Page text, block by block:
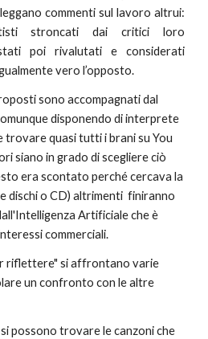
commenti sul lavoro altrui:
stroncati dai critici loro
poi rivalutati e considerati
vero l’opposto.
sono accompagnati dal
disponendo di interprete
quasi tutti i brani su You
siano in grado di scegliere ciò
era scontato perché cercava la
dischi o CD) altrimenti finiranno
Artificiale che è
commerciali.
riflettere" si affrontano varie
un confronto con le altre
possono trovare le canzoni che